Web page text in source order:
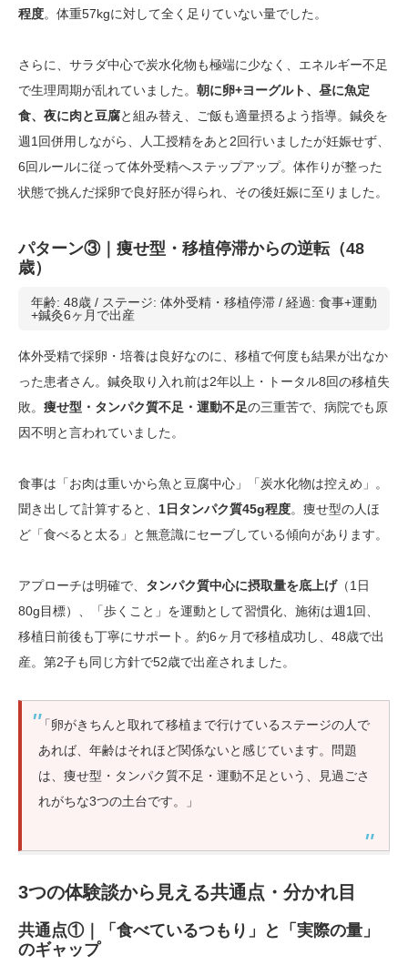
程度。体重57kgに対して全く足りていない量でした。
さらに、サラダ中心で炭水化物も極端に少なく、エネルギー不足
で生理周期が乱れていました。 朝に卵+ヨーグルト、昼に魚定
食、夜に肉と豆腐と組み替え、ご飯も適量摂るよう指導。鍼灸を
週1回併用しながら、人工授精をあと2回行いましたが妊娠せず、
6回ルールに従って体外受精へステップアップ。体作りが整った
状態で挑んだ採卵で良好胚が得られ、その後妊娠に至りました。
パターン③｜痩せ型・移植停滞からの逆転（48
歳）
年齢: 48歳 / ステージ: 体外受精・移植停滞 / 経過: 食事+運動
+鍼灸6ヶ月で出産
体外受精で採卵・培養は良好なのに、移植で何度も結果が出なか
った患者さん。鍼灸取り入れ前は2年以上・トータル8回の移植失
敗。 痩せ型・タンパク質不足・運動不足の三重苦で、病院でも原
因不明と言われていました。
食事は「お肉は重いから魚と豆腐中心」「炭水化物は控えめ」。
聞き出して計算すると、 1日タンパク質45g程度。痩せ型の人ほ
ど「食べると太る」と無意識にセーブしている傾向があります。
アプローチは明確で、 タンパク質中心に摂取量を底上げ（1日
80g目標）、「歩くこと」を運動として習慣化、施術は週1回、
移植日前後も丁寧にサポート。約6ヶ月で移植成功し、48歳で出
産。第2子も同じ方針で52歳で出産されました。
「卵がきちんと取れて移植まで行けているステージの人で
あれば、年齢はそれほど関係ないと感じています。問題
は、痩せ型・タンパク質不足・運動不足という、見過ごさ
れがちな3つの土台です。」
3つの体験談から見える共通点・分かれ目
共通点①｜「食べているつもり」と「実際の量」
のギャップ